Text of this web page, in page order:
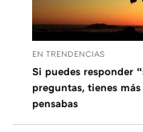
EN TRENDENCIAS
Si puedes responder
preguntas, tienes
pensabas